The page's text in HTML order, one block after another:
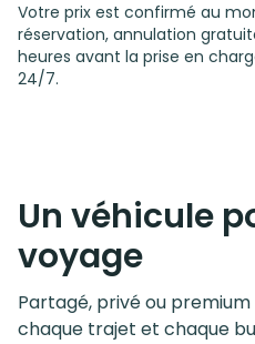
Votre prix est confirmé au
réservation, annulation
heures avant la prise en
24/7.
Un véhicule
voyage
Partagé, privé ou
chaque trajet et chaque